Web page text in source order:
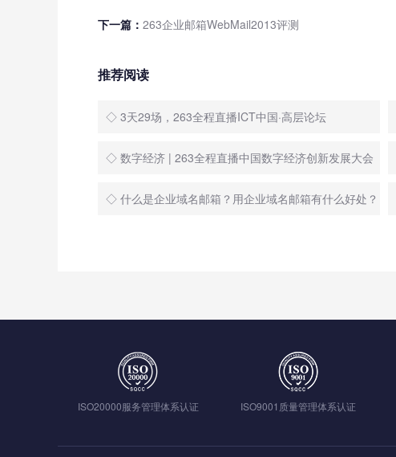
下一篇： 263企业邮箱WebMail2013评测
推荐阅读
◇ 3天29场，263全程直播ICT中国·高层论坛
◇ 数字经济 | 263全程直播中国数字经济创新发展大会
◇ 什么是企业域名邮箱？用企业域名邮箱有什么好处？
ISO20000服务管理体系认证 ISO9001质量管理体系认证